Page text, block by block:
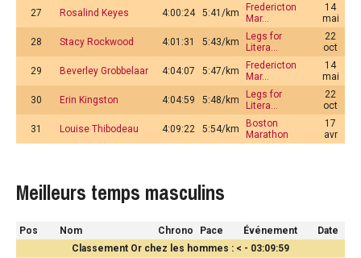
27 Rosalind Keyes 4:00:24 5:41/km
Fredericton
Mar…
14
mai
28 Stacy Rockwood 4:01:31 5:43/km
Legs for
Litera…
22
oct
29 Beverley Grobbelaar 4:04:07 5:47/km
Fredericton
Mar…
14
mai
30 Erin Kingston 4:04:59 5:48/km
Legs for
Litera…
22
oct
31 Louise Thibodeau 4:09:22 5:54/km
Boston
Marathon
17
avr
Meilleurs temps masculins
Pos Nom Chrono Pace Événement
Date
Classement Or chez les hommes : < - 03:09:59